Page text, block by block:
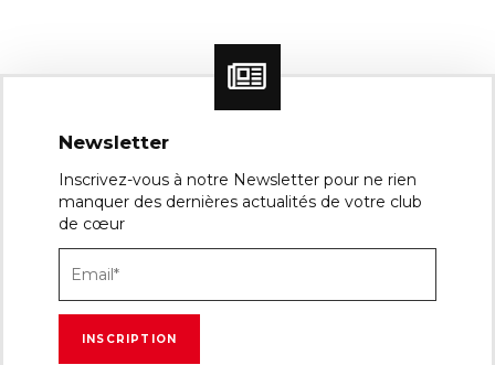
Newsletter
Inscrivez-vous à notre Newsletter pour ne rien
manquer des dernières actualités de votre club
de cœur